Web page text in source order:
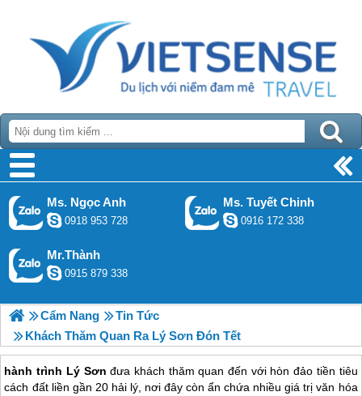
Ms. Ngọc Anh
0918 953 728
Ms. Tuyết Chinh
0916 172 338
Mr.Thành
0915 879 338
Cẩm Nang
Tin Tức
Khách Thăm Quan Ra Lý Sơn Đón Tết
hành trình Lý Sơn đưa khách thăm quan đến với hòn đảo tiền tiêu
cách đất liền gần 20 hải lý, nơi đây còn ẩn chứa nhiều giá trị văn hóa